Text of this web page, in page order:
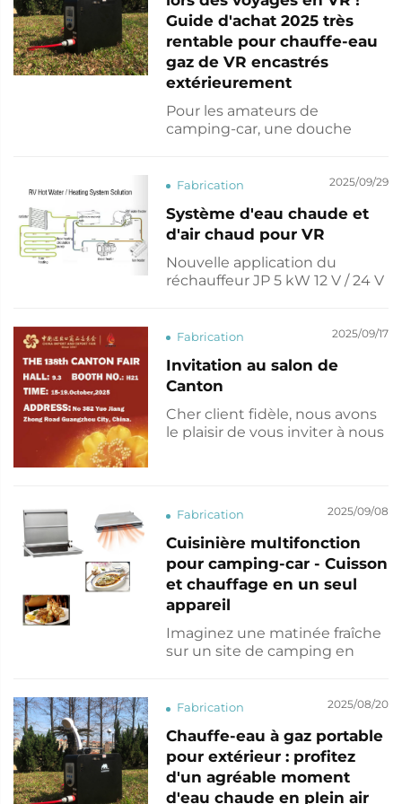
de personnes qui rejoignent le
secteur du camping...
Guide d'achat 2025 très
rentable pour chauffe-eau
gaz de VR encastrés
extérieurement
Pour les amateurs de
camping-car, une douche
essentielle au bonheur du
beaucoup de gens sont non
seulement gênés par les
« coupures d'eau chaude » et
la « forte consommation
d'énergie », mais aussi inquiets
l'équipement à l'intérieur...
Fabrication 2025/09/29
Système d'eau chaude et
d'air chaud pour VR
Nouvelle application du
réchauffeur JP 5 kW 12 V / 24 V
système de refroidissement.
complément des chaudières
combinées que nous
proposons, nous vous
recommandons ici une
nouvelle solution pour votre
Fabrication 2025/09/17
Invitation au salon de
Canton
Cher client fidèle, nous avons
le plaisir de vous inviter à nous
Zone d'exposition : [Pièces
automobiles]📅 Date : 15–19
octobre 2025📌 Lieu :
Complexe du Salon chinois
des importations et des
exportations, Guangzhou Le
Ca...
Fabrication 2025/09/08
Cuisinière multifonction
pour camping-car - Cuisson
et chauffage en un seul
appareil
Imaginez une matinée fraîche
sur un site de camping en
cuisinière Bluetooth démarre
cuisson simple avec couvercle
sert non seulement à préparer
votre petit-déjeuner, mais
réchauffe également
Fabrication 2025/08/20
Chauffe-eau à gaz portable
pour extérieur : profitez
d'un agréable moment
d'eau chaude en plein air